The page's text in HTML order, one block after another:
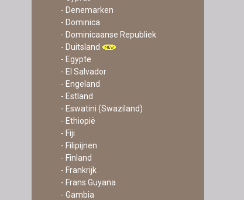
- Denemarken
- Dominica
- Dominicaanse Republiek
- Duitsland
- Egypte
- El Salvador
- Engeland
- Estland
- Eswatini (Swaziland)
- Ethiopië
- Fiji
- Filipijnen
- Finland
- Frankrijk
- Frans Guyana
- Gambia